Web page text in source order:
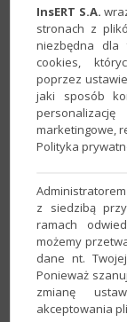
automatycznie
wyszukiwarki
danych.
programu
Jak
danych?
Problemy z
Po ustaleniu
InsERT S.A.
stronach z
niezbędna dla
cookies,
poprzez
jaki sposób
marketingowe,
Polityka
z siedzibą
ramach
możemy
dane nt.
Ponieważ
zmianę
akceptowania